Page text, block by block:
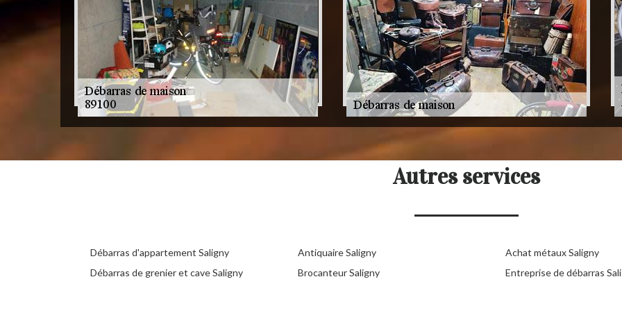
Autres services
Débarras d'appartement Saligny
Débarras de grenier et cave Saligny
Antiquaire Saligny
Brocanteur Saligny
Achat métaux Saligny
Entreprise de débarras